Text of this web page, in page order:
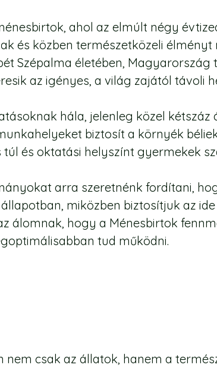
ahol az elmúlt négy
és közben természetközeli
Szépalma életében,
az igényes, a világ zajától távoli
hála, jelenleg közel kétszáz
biztosít a környék
és oktatási helyszínt gyermekek
arra szeretnénk fordítani,
miközben biztosítjuk az
álomnak, hogy a Ménesbirtok
tud működni.
csak az állatok, hanem a